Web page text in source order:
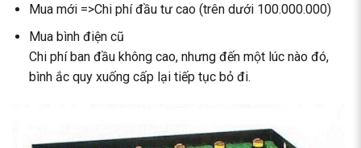
Mua mới =>Chi phí đầu tư cao (trên dưới 100.000.000)
Mua bình điện cũ
Chi phí ban đầu không cao, nhưng đến một lúc nào đó,
bình ắc quy xuống cấp lại tiếp tục bỏ đi.